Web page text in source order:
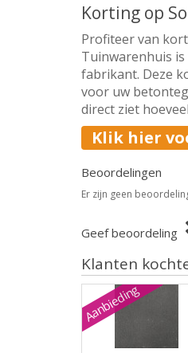
Korting op
Profiteer van
Tuinwarenhuis
fabrikant. Deze
voor uw
direct ziet
Klik hier
Beoordelingen
Er zijn geen
Geef beoordeling
Klanten
Aanbieding